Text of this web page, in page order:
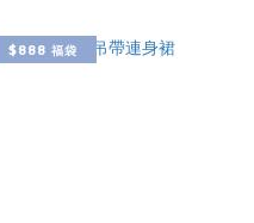
$888 福袋